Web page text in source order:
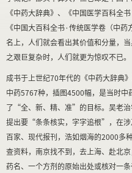
《中药大辞典》、《中国医学百科全
《中国大百科全书·传统医学卷（中
名上，人们就会看出其价值和分量，
之艰巨复杂时，人们就更为惊叹不已。
成书于上世纪70年代的《中药大辞典
中药5767种，插图4500幅，是当时中
了“全、新、精、准”的目标。吴老治
提出要“条条核实，字字追根”，在涉
百家、现代报刊，浩如烟海的2000多
查资料，南京找不到，去上海、赴北
药名、一个方剂的原始出处或核对一